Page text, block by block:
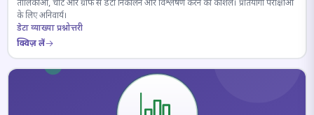
तालिकाओं, चार्ट और ग्राफ से डेटा निकालने और विश्लेषण करने का कौशल। प्रतियोगी परीक्षाओं
के लिए अनिवार्य।
डेटा व्याख्या प्रश्नोत्तरी
क्विज़ लें